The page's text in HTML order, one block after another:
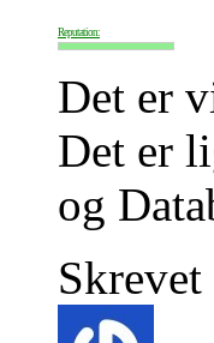
Reputation:
Det er
Det er
og
Skrevet